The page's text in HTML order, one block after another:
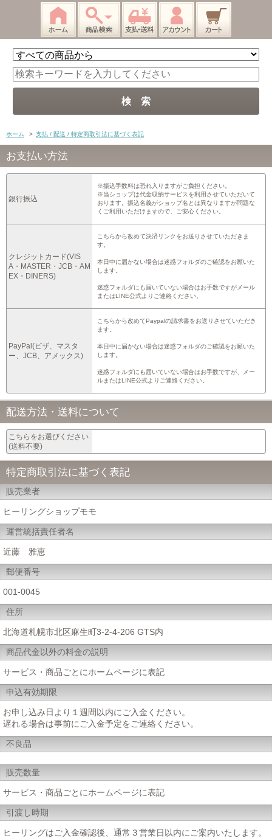
ホーム > 支払 / 配送 / 特定商取引法に基づく表記
お支払い方法
銀行振込
※振込手数料は恐れ入りますがご負担ください。
※当ショップは代金収納サービスを利用させていただいて
おります。振込名義がショップ名とは異なりますが問題な
くご利用いただけますので、ご安心ください。
クレジットカード(VIS
A・MASTER・JCB・AM
EX・DINERS)
こちらから改めて決済リンクをお送りさせていただきま
す。
本日中に届かない場合は迷惑フォルダのご確認をお願いた
します。
迷惑フォルダにも届いていない場合はお手数ですがメール
またはLINE公式よりご連絡ください。
PayPal(ビザ、マスタ
ー、JCB、アメックス)
こちらから改めてPaypalの請求書をお送りさせていただき
ます。
本日中に届かない場合は迷惑フォルダのご確認をお願いた
します。
迷惑フォルダにも届いていない場合はお手数ですが、メー
ルまたはLINE公式よりご連絡ください。
配送方法・送料について
こちらをお選びください
(送料不要)
特定商取引法に基づく表記
販売業者
ヒーリングショップモモ
運営統括責任者名
近藤 雅恵
郵便番号
001-0045
住所
北海道札幌市北区麻生町3-2-4-206 GTS内
商品代金以外の料金の説明
サービス・商品ごとにホームページに表記
申込有効期限
お申し込み日より１週間以内にご入金ください。
遅れる場合は事前にご入金予定をご連絡ください。
不良品
販売数量
サービス・商品ごとにホームページに表記
引渡し時期
ヒーリングはご入金確認後、通常３営業日以内にご案内いたします。